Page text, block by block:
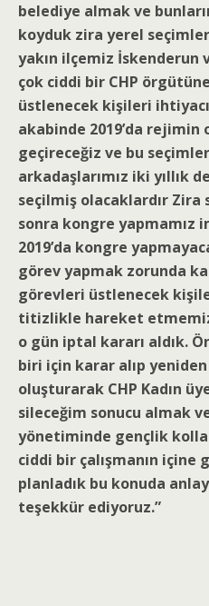
belediye almak ve
koyduk zira yerel
yakın ilçemiz İskenderun
çok ciddi bir CHP
üstlenecek kişileri
akabinde 2019’da rejimin
geçireceğiz ve bu
arkadaşlarımız iki yıllık
seçilmiş olacaklardır Zira
sonra kongre yapmamız
2019’da kongre
görev yapmak zorunda
görevleri üstlenecek
titizlikle hareket
o gün iptal kararı aldık.
biri için karar alıp
oluşturarak CHP Kadın
sileceğim sonucu almak
yönetiminde gençlik
ciddi bir çalışmanın
planladık bu konuda
teşekkür ediyoruz.”